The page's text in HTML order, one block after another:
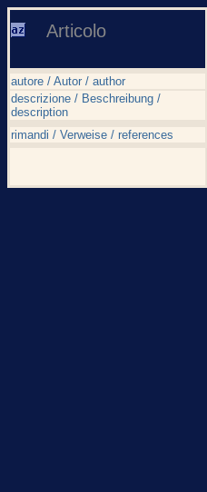
Articolo
autore / Autor / author
descrizione / Beschreibung /
description
rimandi / Verweise / references